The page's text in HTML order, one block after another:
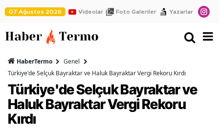
07 Ağustos 2026 Videolar Foto Galeriler Yazarlar
HaberTermo
Genel
Türkiye'de Selçuk Bayraktar ve Haluk Bayraktar Vergi Rekoru Kırdı
Türkiye'de Selçuk Bayraktar ve
Haluk Bayraktar Vergi Rekoru
Kırdı